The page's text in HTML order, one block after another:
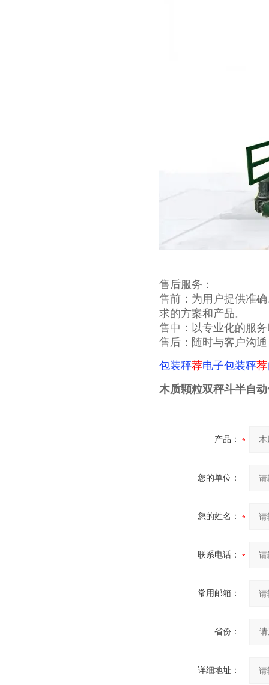
售后服务：
售前：为用户提供准
求的方案和产品。
售中：以专业化的服
售后：随时与客户沟
包装秤荐电子包装秤荐
木质颗粒双秤斗半自
产品：
您的单位：
您的姓名：
联系电话：
常用邮箱：
省份：
详细地址：